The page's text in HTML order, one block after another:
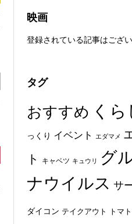
映画
登録されている記事はござい
タグ
おすすめ くら
っくり イベント エダマメ
ト
キャベツ キュウリ グ
ナウイルス サ
ダイコン テイクアウト トマト